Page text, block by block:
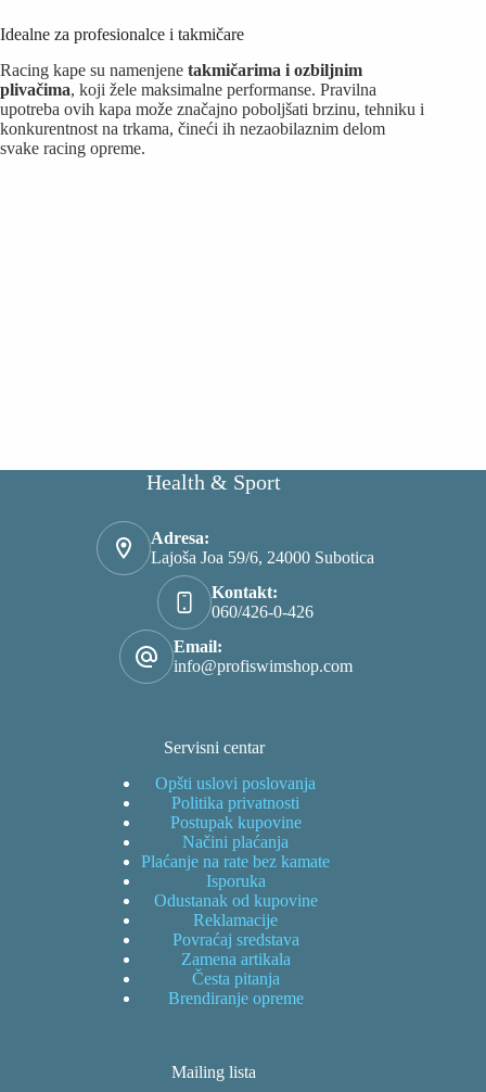
Idealne za profesionalce i takmičare
Racing kape su namenjene takmičarima i ozbiljnim
plivačima, koji žele maksimalne performanse. Pravilna
upotreba ovih kapa može značajno poboljšati brzinu, tehniku i
konkurentnost na trkama, čineći ih nezaobilaznim delom
svake racing opreme.
Health & Sport
Adresa:
Lajoša Joa 59/6, 24000 Subotica
Kontakt:
060/426-0-426
Email:
info@profiswimshop.com
Servisni centar
Opšti uslovi poslovanja
Politika privatnosti
Postupak kupovine
Načini plaćanja
Plaćanje na rate bez kamate
Isporuka
Odustanak od kupovine
Reklamacije
Povraćaj sredstava
Zamena artikala
Česta pitanja
Brendiranje opreme
Mailing lista